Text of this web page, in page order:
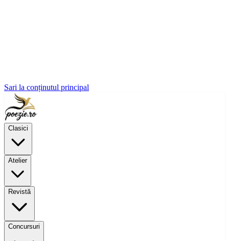
Sari la conținutul principal
Clasici
Atelier
Revistă
Concursuri